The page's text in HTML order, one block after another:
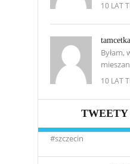
10 LAT
tamcetka
Byłam,
10 LAT
TWEETY
#szczecin